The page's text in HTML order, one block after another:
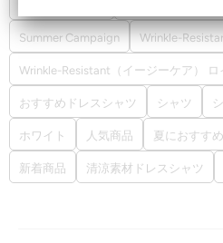
Summer Campaign Wrinkle-
Wrinkle-Resistant（イージーケア）
おすすめドレスシャツ シャツ
ホワイト 人気商品 夏におすす
新着商品 清涼素材ドレスシャツ